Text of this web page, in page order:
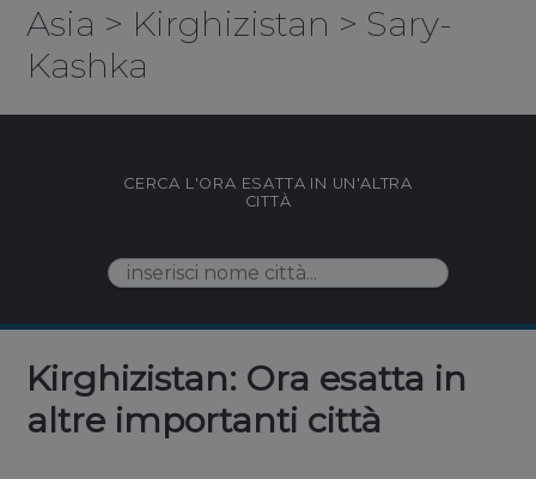
Asia > Kirghizistan > Sary-
Kashka
CERCA L'ORA ESATTA IN UN'ALTRA
CITTÀ
Kirghizistan: Ora esatta in
altre importanti città